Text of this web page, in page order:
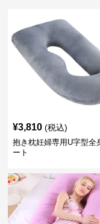
¥3,810 (税込)
抱き枕妊婦専用U字型全
ート